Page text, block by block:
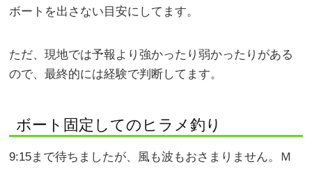
ボートを出さない目安にしてます。
ただ、現地では予報より強かったり弱かったりがある
ので、最終的には経験で判断してます。
ボート固定してのヒラメ釣り
9:15まで待ちましたが、風も波もおさまりません。Ｍ